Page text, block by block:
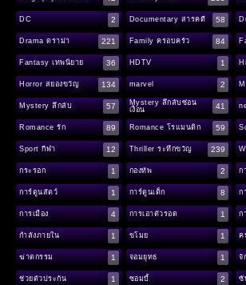
DC 2 Documentary สารคดี 58
Drama ดราม่า 221 Family ครอบครัว 84
Fantasy เทพนิยาย 36 HDTV 1
Horror สยองขวัญ 134 marvel 2
Mystery ลึกลับ 57
Mystery ลึกลับซ่อน
เงื่อน
41
Romance รัก 89 Romance โรแมนติก 59
Sport กีฬา 12 Thriller ระทึกขวัญ 239
กระรอก 1 กองทัพ 2 ก
การ์ตูนสัตว์ 1 การ์ตูนเด็ก 8 ก
การเมือง 4 การเอาตัวรอด 1 ก
กำลังภายใน 1 ขโมย 1 ค
ฆ่าตกรรม 1 จอมยุทธ 1 จั
ช่วยตัวประกัน 1 ซอมบี้ 2 ซั